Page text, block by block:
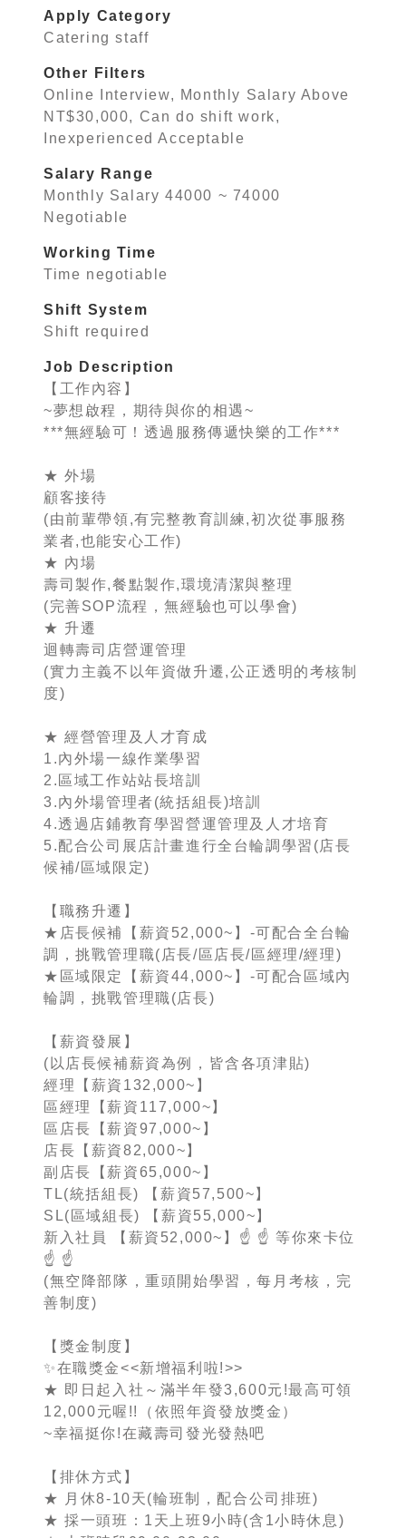
Apply Category
Catering staff
Other Filters
Online Interview, Monthly Salary Above
NT$30,000, Can do shift work,
Inexperienced Acceptable
Salary Range
Monthly Salary 44000 ~ 74000
Negotiable
Working Time
Time negotiable
Shift System
Shift required
Job Description
【工作內容】
~夢想啟程，期待與你的相遇~
***無經驗可！透過服務傳遞快樂的工作***
★ 外場
顧客接待
(由前輩帶領,有完整教育訓練,初次從事服務
業者,也能安心工作)
★ 內場
壽司製作,餐點製作,環境清潔與整理
(完善SOP流程，無經驗也可以學會)
★ 升遷
迴轉壽司店營運管理
(實力主義不以年資做升遷,公正透明的考核制
度)
★ 經營管理及人才育成
1.內外場一線作業學習
2.區域工作站站長培訓
3.內外場管理者(統括組長)培訓
4.透過店鋪教育學習營運管理及人才培育
5.配合公司展店計畫進行全台輪調學習(店長
候補/區域限定)
【職務升遷】
★店長候補【薪資52,000~】-可配合全台輪
調，挑戰管理職(店長/區店長/區經理/經理)
★區域限定【薪資44,000~】-可配合區域內
輪調，挑戰管理職(店長)
【薪資發展】
(以店長候補薪資為例，皆含各項津貼)
經理【薪資132,000~】
區經理【薪資117,000~】
區店長【薪資97,000~】
店長【薪資82,000~】
副店長【薪資65,000~】
TL(統括組長) 【薪資57,500~】
SL(區域組長) 【薪資55,000~】
新入社員 【薪資52,000~】☝ ☝ 等你來卡位
☝ ☝
(無空降部隊，重頭開始學習，每月考核，完
善制度)
【獎金制度】
✨在職獎金<<新增福利啦!>>
★ 即日起入社～滿半年發3,600元!最高可領
12,000元喔!!（依照年資發放獎金）
~幸福挺你!在藏壽司發光發熱吧
【排休方式】
★ 月休8-10天(輪班制，配合公司排班)
★ 採一頭班：1天上班9小時(含1小時休息)